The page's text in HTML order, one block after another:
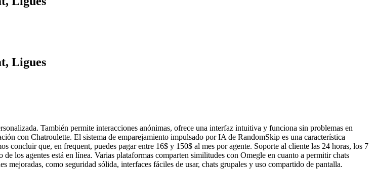
Ligues
También permite interacciones anónimas, ofrece una interfaz intuitiva y funciona sin problemas en
con Chatroulette. El sistema de emparejamiento impulsado por IA de RandomSkip es una característica
concluir que, en frequent, puedes pagar entre 16$ y 150$ al mes por agente. Soporte al cliente las 24 horas, los 7
los agentes está en línea. Varias plataformas comparten similitudes con Omegle en cuanto a permitir chats
como seguridad sólida, interfaces fáciles de usar, chats grupales y uso compartido de pantalla.